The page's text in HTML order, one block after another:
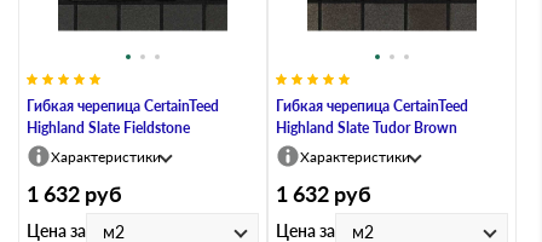
Гибкая черепица CertainTeed
Highland Slate Fieldstone
Характеристики
1 632 руб
Цена за м2
Гибкая черепица CertainTeed
Highland Slate Tudor Brown
Характеристики
1 632 руб
Цена за м2